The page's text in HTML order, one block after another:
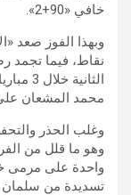
خافي «90+2».
محمد المشعان
وغلب الحذر
وهو ما قلل من
واحدة على مرمى
تسديدة من سلمان